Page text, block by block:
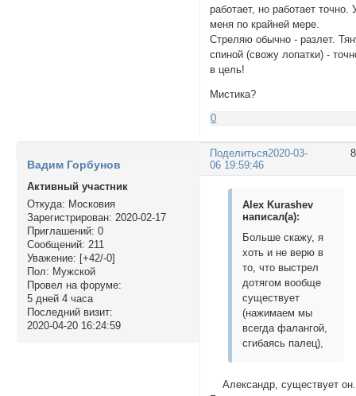
работает, но работает точно.
меня по крайней мере.
Стреляю обычно - разлет.
спиной (свожу лопатки) -
в цель!
Мистика?
0
Поделиться2020-03-
06 19:59:46
Вадим Горбунов
Активный участник
Откуда: Московия
Зарегистрирован: 2020-02-17
Приглашений: 0
Сообщений: 211
Уважение: [+42/-0]
Пол: Мужской
Провел на форуме:
5 дней 4 часа
Последний визит:
2020-04-20 16:24:59
Alex Kurashev
написал(а):
Больше скажу, я
хоть и не верю в
то, что выстрел
дотягом вообще
существует
(нажимаем мы
всегда фалангой,
сгибаясь палец),
Александр, существует